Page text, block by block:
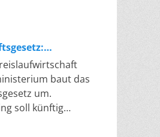
tatsächlich
laufen heute
Halbjahresbilanz
dieses Muster:
nie zuvor
im ersten
nur rund zwei
soll Lücke
baut das
um.
soll künftig